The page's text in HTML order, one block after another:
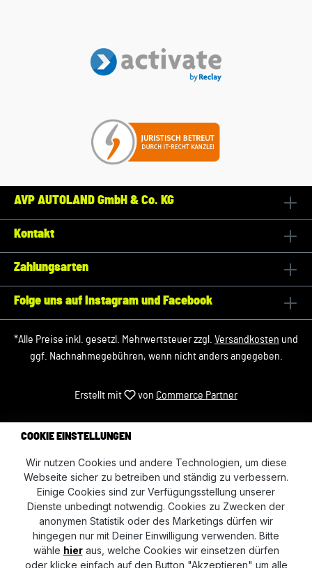
AVP AUTOLAND GmbH & Co. KG
Kontakt
Zahlungsarten
Folge uns auf Instagram und Facebook
*Alle Preise inkl. gesetzl. Mehrwertsteuer zzgl. Versandkosten und
ggf. Nachnahmegebühren, wenn nicht anders angegeben.
Erstellt mit von Commerce Partner
COOKIE EINSTELLUNGEN
Wir nutzen Cookies und andere Technologien, um diese
Webseite sicher zu betreiben und ständig zu verbessern.
Einige Cookies sind zur Verfügungsstellung unserer
Dienste unbedingt notwendig. Cookies zu Zwecken der
anonymen Statistik oder des Marketings dürfen wir
hingegen nur mit Deiner Einwilligung verwenden. Bitte
wähle hieraus, welche Cookies wir einsetzen dürfen
oder klicke einfach auf den Button "Akzeptieren" um alle